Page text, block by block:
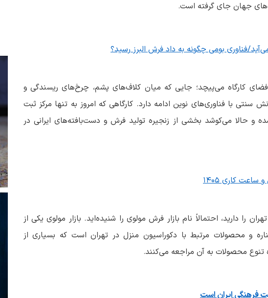
جهان جای گرفته است.
فناوری بومی چگونه به داد فرش البرز رسید؟
کارگاه می‌پیچد؛ جایی که میان کلاف‌های پشم، چرخ‌های ریسندگی و
سنتی با فناوری‌های نوین ادامه دارد. کارگاهی که امروز به تنها مرکز ثبت‌
و حالا می‌کوشد بخشی از زنجیره تولید فرش و دست‌بافته‌های ایرانی در
کاری ۱۴۰۵
دارید، احتمالاً نام بازار فرش مولوی را شنیده‌اید. بازار مولوی یکی از
و محصولات مرتبط با دکوراسیون منزل در تهران است که بسیاری از
تنوع محصولات به آن مراجعه می‌کنند.
فرهنگی ایران است